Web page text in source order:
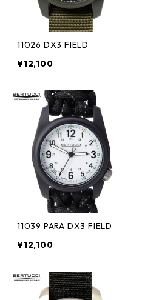
11026 DX3 FIELD
¥12,100
11039 PARA DX3 FIELD
¥12,100